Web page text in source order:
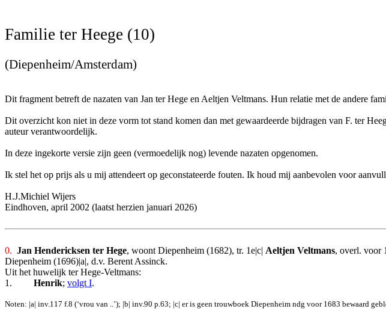
Familie ter Heege (10)
(Diepenheim/Amsterdam)
Dit fragment betreft de nazaten van Jan ter Hege en Aeltjen Veltmans. Hun relatie met de andere
Dit overzicht kon niet in deze vorm tot stand komen dan met gewaardeerde bijdragen van F. ter
auteur verantwoordelijk.
In deze ingekorte versie zijn geen (vermoedelijk nog) levende nazaten opgenomen.
Ik stel het op prijs als u mij attendeert op geconstateerde fouten. Ik houd mij aanbevolen voor
H.J.Michiel Wijers
Eindhoven, april 2002 (laatst herzien januari 2026)
0. Jan Hendericksen ter Hege, woont Diepenheim (1682), tr. 1e|c| Aeltjen Veltmans, overl. voor
Diepenheim (1696)|a|, d.v. Berent Assinck.
Uit het huwelijk ter Hege-Veltmans:
1.
Henrik; volgt I.
Noten: |a| inv.117 f.8 (‘vrou van ..’); |b| inv.90 p.63; |c| er is geen trouwboek Diepenheim ndg voor 1683 bewaard